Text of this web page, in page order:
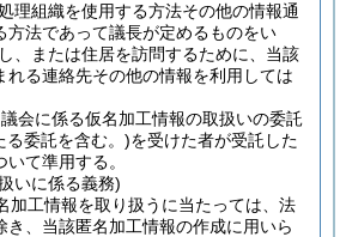
理組織を使用する方法その他の情報通
方法であって議長が定めるものをい
、または住居を訪問するために、当該
れる連絡先その他の情報を利用しては
会に係る仮名加工情報の取扱いの委託
る委託を含む。)を受けた者が受託した
て準用する。
いに係る義務)
加工情報を取り扱うに当たっては、法
き、当該匿名加工情報の作成に用いら